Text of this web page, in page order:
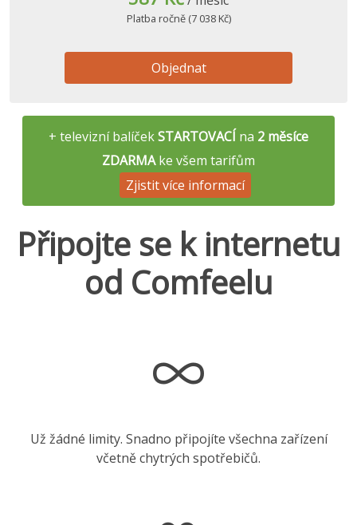
Platba ročně (7 038 Kč)
Objednat
+ televizní balíčekSTARTOVACÍ na 2 měsíce
ZDARMAke všem tarifům
Zjistit více informací
Připojte se k internetu
od Comfeelu
Už žádné limity. Snadno připojíte všechna zařízení
včetně chytrých spotřebičů.